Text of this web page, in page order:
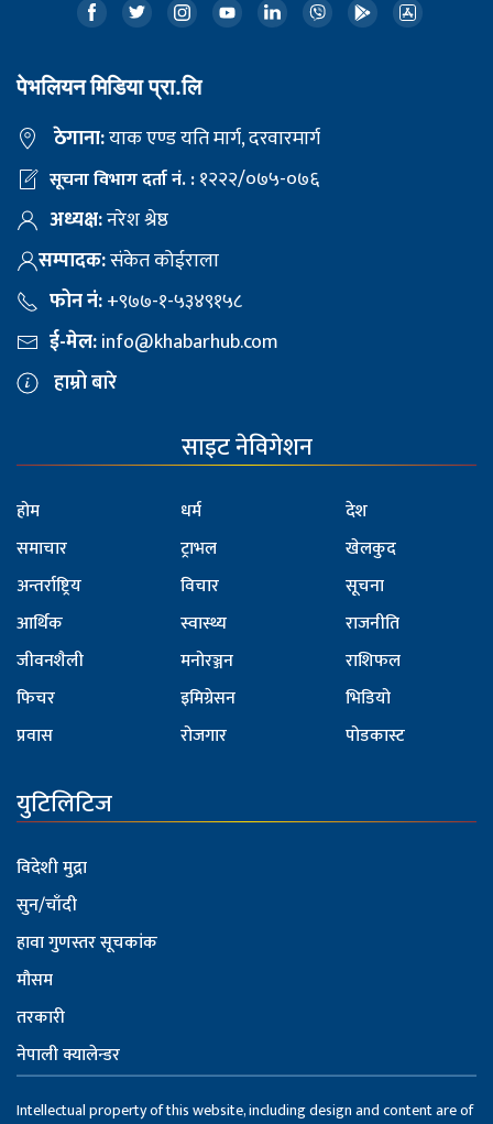
पेभलियन मिडिया प्रा.लि
ठेगाना:याक एण्ड यति मार्ग, दरवारमार्ग
सूचना विभाग दर्ता नं. :१२२२/०७५-०७६
अध्यक्ष:नरेश श्रेष्ठ
सम्पादक:संकेत कोईराला
फोन नं:+९७७-१-५३४९१५८
ई-मेल:info@khabarhub.com
हाम्रो बारे
साइट नेविगेशन
होम
समाचार
अन्तर्राष्ट्रिय
आर्थिक
जीवनशैली
फिचर
प्रवास
धर्म
ट्राभल
विचार
स्वास्थ्य
मनोरञ्जन
इमिग्रेसन
रोजगार
देश
खेलकुद
सूचना
राजनीति
राशिफल
भिडियो
पोडकास्ट
युटिलिटिज
विदेशी मुद्रा
सुन/चाँदी
हावा गुणस्तर सूचकांक
मौसम
तरकारी
नेपाली क्यालेन्डर
Intellectual property of this website, including design and content are of